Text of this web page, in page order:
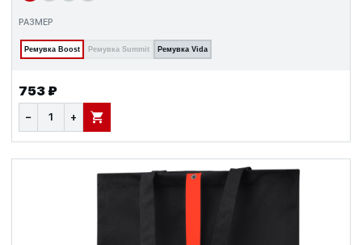
РАЗМЕР
Ремувка Boost Ремувка Summit Ремувка Vida
753 ₽
− + В КОРЗИНУ